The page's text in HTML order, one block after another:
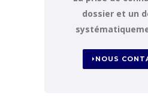
dossier et un
NOUS